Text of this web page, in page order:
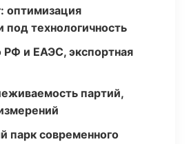
оптимизация
под технологичность
РФ и ЕАЭС, экспортная
партий,
парк современного